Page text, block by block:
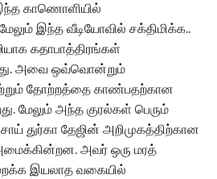
இந்த காணொளியில்
மேலும் இந்த வீடியோவில் சக்திமிக்க..
கதாபாத்திரங்கள்
அவை ஒவ்வொன்றும்
தோற்றத்தை காண்பதற்கான
மேலும் அந்த குரல்கள் பெரும்
சாய் துர்கா தேஜின் அறிமுகத்திற்கான
அவர் ஒரு மரத்
இயலாத வகையில்